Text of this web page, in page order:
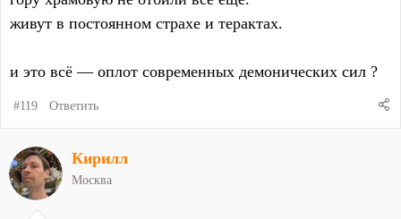
живут в постоянном страхе и терактах.
и это всё — оплот современных демонических сил ?
#119 Ответить
Кирилл
Москва